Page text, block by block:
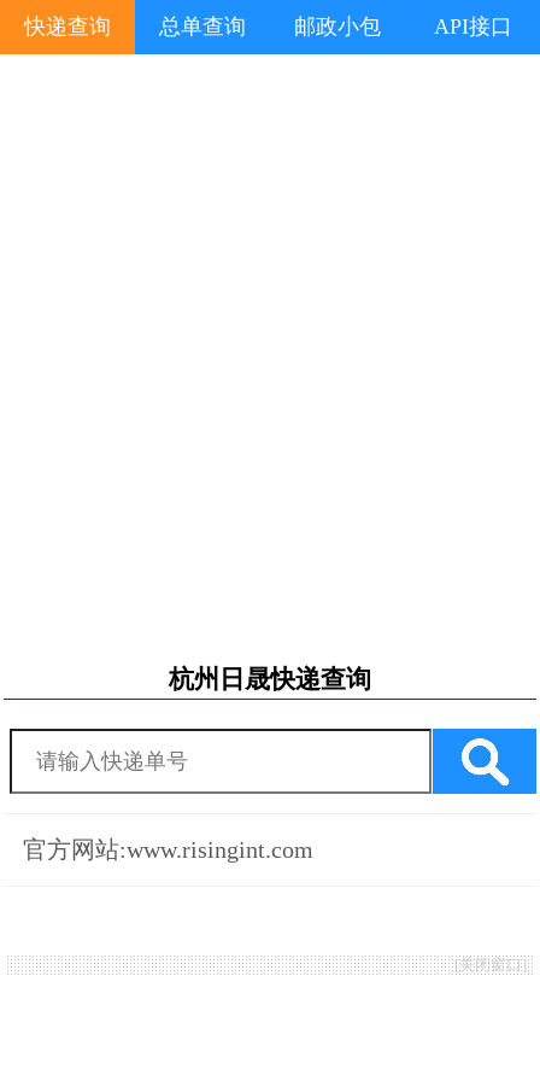
快递查询 总单查询 邮政小包 API接口
杭州日晟快递查询
官方网站:www.risingint.com
[关闭窗口]